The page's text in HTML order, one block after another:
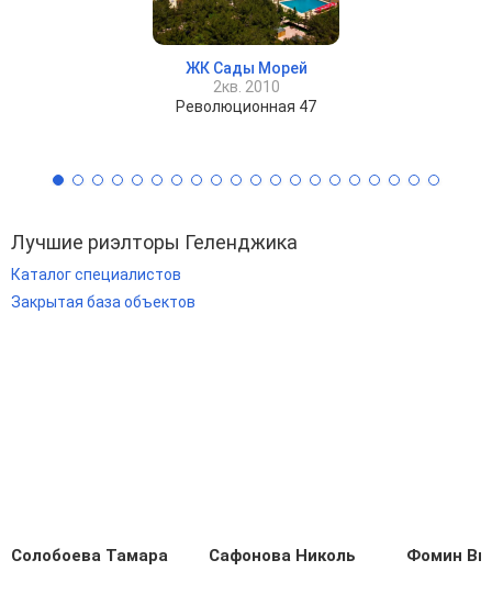
ЖК Сады Морей
2кв. 2010
Революционная 47
Лучшие риэлторы Геленджика
Каталог специалистов
Закрытая база объектов
Солобоева Тамара Сафонова Николь Фомин